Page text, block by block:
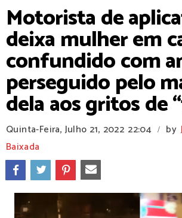
Motorista de
deixa mulher em
confundido com
perseguido pelo
dela aos gritos de
Quinta-Feira, Julho 21, 2022 22:04 / by
Baixada